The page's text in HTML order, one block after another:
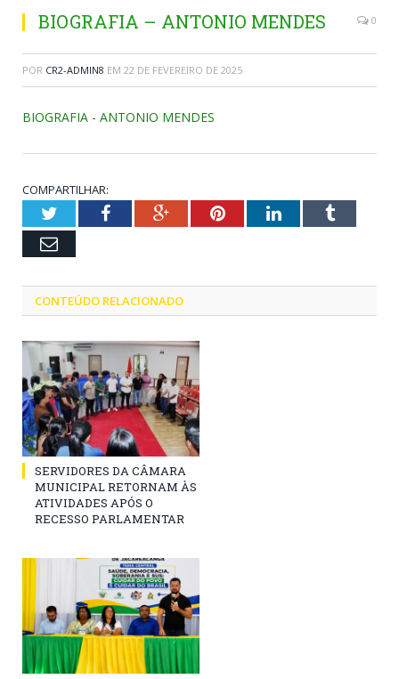
BIOGRAFIA – ANTONIO MENDES 0
POR CR2-ADMIN8 EM 22 DE FEVEREIRO DE 2025
BIOGRAFIA - ANTONIO MENDES
COMPARTILHAR:
TwitterFacebookGoogle+PinterestLinkedInTumblr
Email
CONTEÚDO RELACIONADO
SERVIDORES DA CÂMARA
MUNICIPAL RETORNAM ÀS
ATIVIDADES APÓS O
RECESSO PARLAMENTAR